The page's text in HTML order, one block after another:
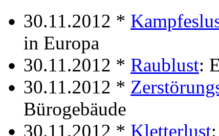
30.11.2012 *
in Europa
30.11.2012 * Raublust:
30.11.2012 *
Bürogebäude
30.11.2012 * Kletterlust